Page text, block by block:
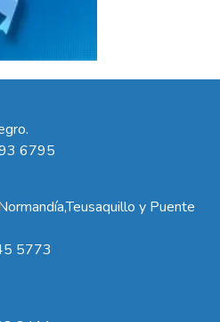
6795
y Puente
5773